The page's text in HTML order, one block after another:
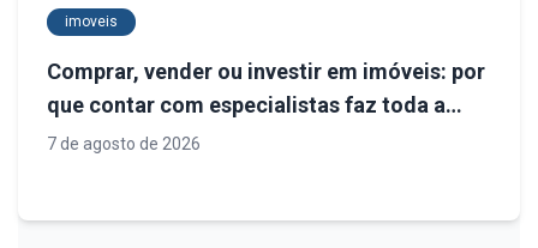
imoveis
Comprar, vender ou investir em imóveis: por
que contar com especialistas faz toda a
diferença
7 de agosto de 2026